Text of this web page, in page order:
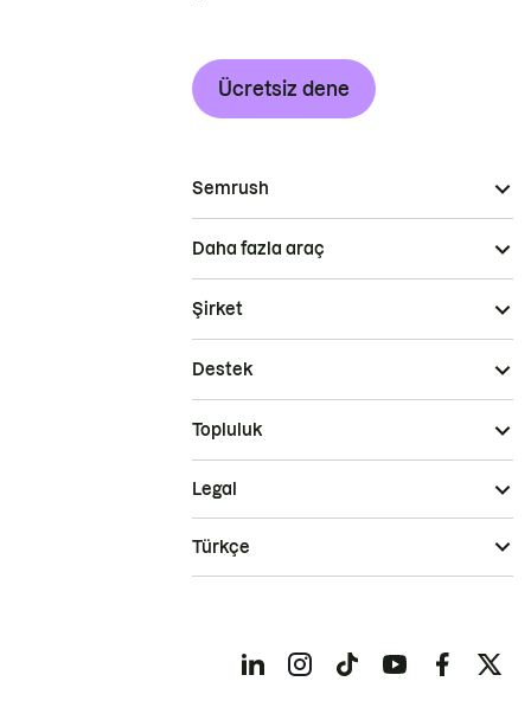
Ücretsiz dene
Semrush
Daha fazla araç
Şirket
Destek
Topluluk
Legal
Türkçe